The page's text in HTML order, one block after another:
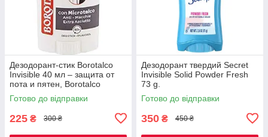
Дезодорант-стик Borotalco
Invisible 40 мл – защита от
пота и пятен, Borotalco
Deodorant Stick Invisible 40
мл – антиперспирант
Готово до відправки
225 ₴ 300 ₴
Дезодорант твердий Secret
Invisible Solid Powder Fresh
73 g.
Готово до відправки
350 ₴ 450 ₴